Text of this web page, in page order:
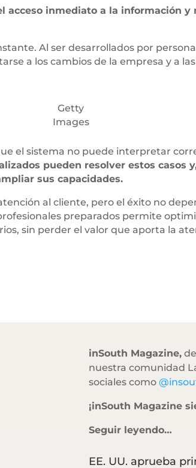
acceso inmediato a la información y
Al ser desarrollados por
a los cambios de la empresa y a
Getty
Images
el sistema no puede interpretar
pueden resolver estos casos
sus capacidades.
al cliente, pero el éxito no
preparados permite
sin perder el valor que aporta la
inSouth Magazine,
nuestra comunidad
sociales como
¡inSouth Magazine
Seguir leyendo…
EE. UU. aprueba